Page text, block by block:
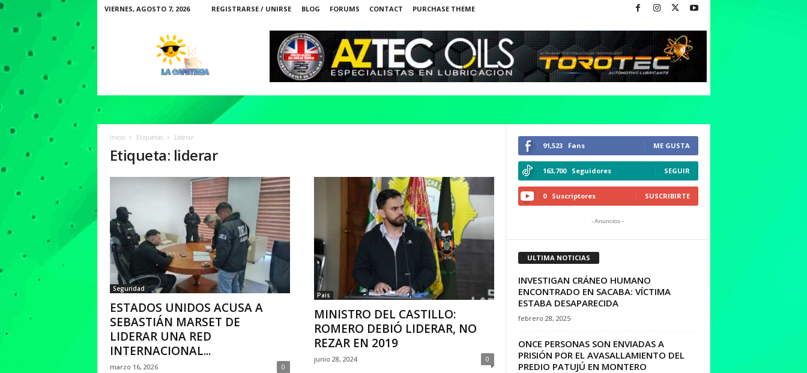
VIERNES, AGOSTO 7, 2026 REGISTRARSE / UNIRSE BLOG FORUMS CONTACT PURCHASE THEME
Inicio Etiquetas Liderar
Etiqueta: liderar
Seguridad
ESTADOS UNIDOS ACUSA A
SEBASTIÁN MARSET DE
LIDERAR UNA RED
INTERNACIONAL...
marzo 16, 2026 0
Pais
MINISTRO DEL CASTILLO:
ROMERO DEBIÓ LIDERAR, NO
REZAR EN 2019
junio 28, 2024 0
91,523 Fans ME GUSTA
163,700 Seguidores SEGUIR
0 Suscriptores SUSCRIBIRTE
- Anuncios -
ULTIMA NOTICIAS
INVESTIGAN CRÁNEO HUMANO
ENCONTRADO EN SACABA: VÍCTIMA
ESTABA DESAPARECIDA
febrero 28, 2025
ONCE PERSONAS SON ENVIADAS A
PRISIÓN POR EL AVASALLAMIENTO DEL
PREDIO PATUJÚ EN MONTERO